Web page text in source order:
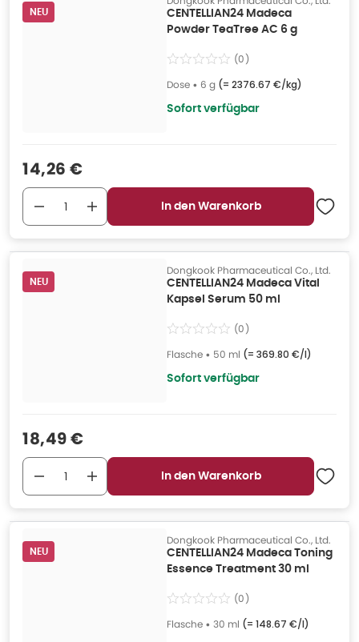
NEU
CENTELLIAN24 Madeca
Powder TeaTree AC 6 g
(0)
Dose • 6 g (= 2376.67 €/kg)
Sofort verfügbar
Verkaufspreis
14,26 €
In den Warenkorb
NEU
Dongkook Pharmaceutical Co., Ltd.
CENTELLIAN24 Madeca Vital
Kapsel Serum 50 ml
(0)
Flasche • 50 ml (= 369.80 €/l)
Sofort verfügbar
Verkaufspreis
18,49 €
In den Warenkorb
NEU
Dongkook Pharmaceutical Co., Ltd.
CENTELLIAN24 Madeca Toning
Essence Treatment 30 ml
(0)
Flasche • 30 ml (= 148.67 €/l)